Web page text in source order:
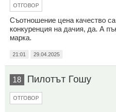
ОТГОВОР
Съотношение цена качество
конкуренция на дачия, да. А
марка.
21:01 29.04.2025
18 Пилотът Гошу
ОТГОВОР